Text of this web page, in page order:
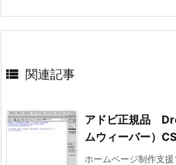
 関連記事
アドビ正規品
ムウィーバー）
ホームページ制作支